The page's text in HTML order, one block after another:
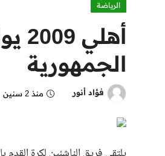
الرياضة
الجمهورية
فؤاد أنور منذ 2 سنين